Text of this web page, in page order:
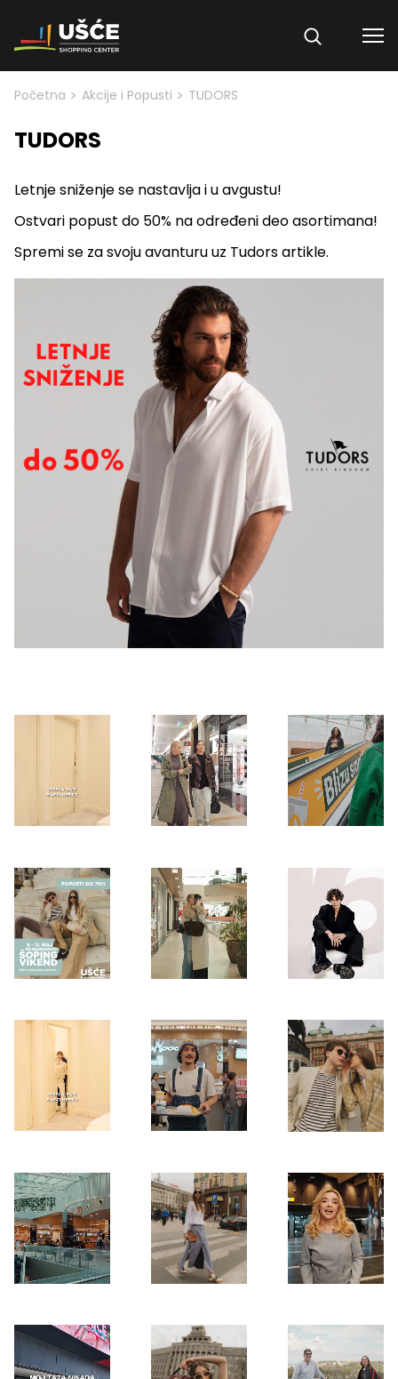
Skip to content
Početna > Akcije i Popusti > TUDORS
TUDORS
Letnje sniženje se nastavlja i u avgustu!
Ostvari popust do 50% na određeni deo asortimana!
Spremi se za svoju avanturu uz Tudors artikle.